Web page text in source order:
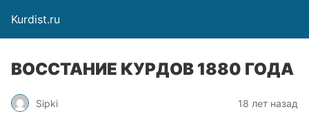
Kurdist.ru
ВОССТАНИЕ КУРДОВ 1880 ГОДА
Sipki 18 лет назад